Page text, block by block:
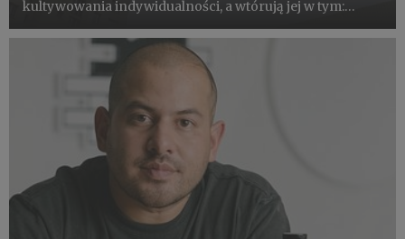
kultywowania indywidualności, a wtórują jej w tym:
najbardziej wyrazistych artystek sceny muzycznej -
Brodka. Efektem ich wspó...